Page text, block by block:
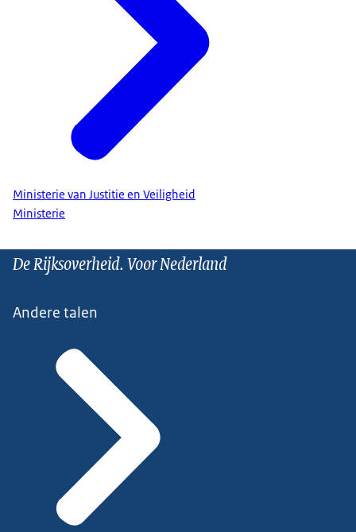
Ministerie van Justitie en Veiligheid
Ministerie
De Rijksoverheid. Voor Nederland
Andere talen